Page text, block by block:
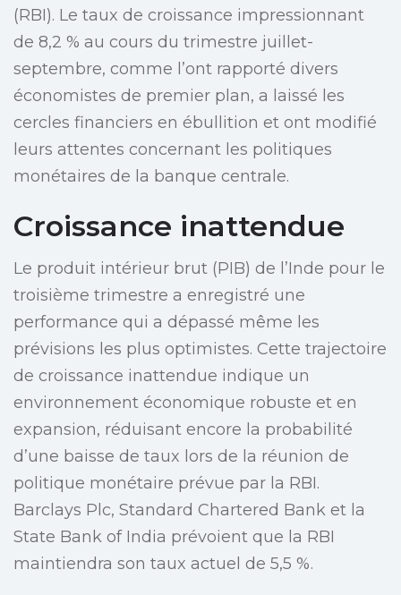
(RBI). Le taux de croissance impressionnant
de 8,2 % au cours du trimestre juillet-
septembre, comme l’ont rapporté divers
économistes de premier plan, a laissé les
cercles financiers en ébullition et ont modifié
leurs attentes concernant les politiques
monétaires de la banque centrale.
Croissance inattendue
Le produit intérieur brut (PIB) de l’Inde pour le
troisième trimestre a enregistré une
performance qui a dépassé même les
prévisions les plus optimistes. Cette trajectoire
de croissance inattendue indique un
environnement économique robuste et en
expansion, réduisant encore la probabilité
d’une baisse de taux lors de la réunion de
politique monétaire prévue par la RBI.
Barclays Plc, Standard Chartered Bank et la
State Bank of India prévoient que la RBI
maintiendra son taux actuel de 5,5 %.